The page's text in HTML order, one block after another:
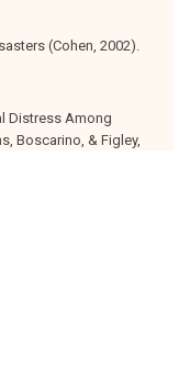
(Cohen, 2002).
Distress Among
Boscarino, & Figley,